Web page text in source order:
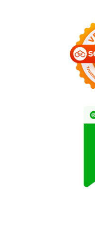
JOGUMAN Resmi Hadir,
Karakter Dinosaurus
Lucu dan Beragam